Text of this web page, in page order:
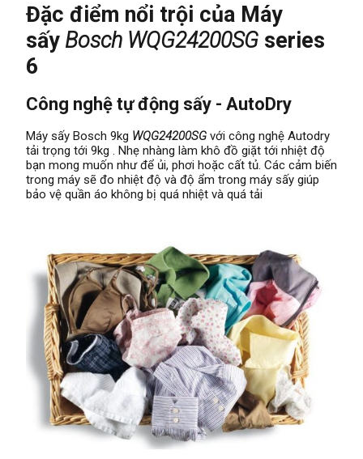
Đặc điểm nổi trội của Máy
sấy Bosch WQG24200SG series
6
Công nghệ tự động sấy - AutoDry
Máy sấy Bosch 9kg WQG24200SG với công nghệ Autodry
tải trọng tới 9kg . Nhẹ nhàng làm khô đồ giặt tới nhiệt độ
bạn mong muốn như để ủi, phơi hoặc cất tủ. Các cảm biến
trong máy sẽ đo nhiệt độ và độ ẩm trong máy sấy giúp
bảo vệ quần áo không bị quá nhiệt và quá tải